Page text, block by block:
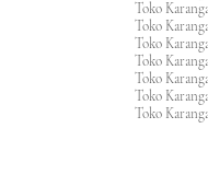
Toko
Toko
Toko
Toko
Toko
Toko
Toko